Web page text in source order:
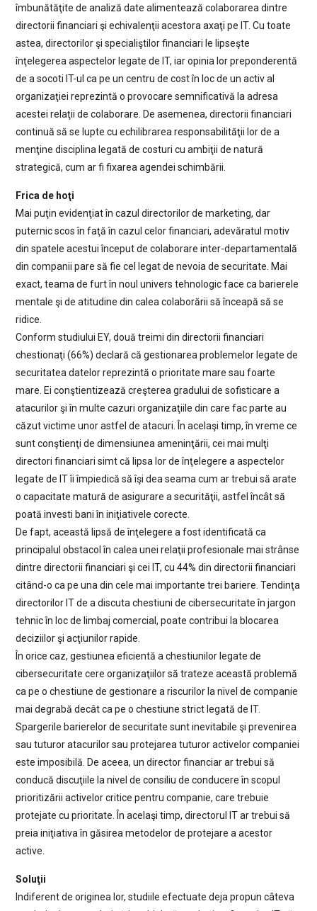
îmbunătăţite de analiză date alimentează colaborarea dintre
directorii financiari şi echivalenţii acestora axaţi pe IT. Cu toate
astea, directorilor şi specialiştilor financiari le lipseşte
înţelegerea aspectelor legate de IT, iar opinia lor preponderentă
de a socoti IT-ul ca pe un centru de cost în loc de un activ al
organizaţiei reprezintă o provocare semnificativă la adresa
acestei relaţii de colaborare. De asemenea, directorii financiari
continuă să se lupte cu echilibrarea responsabilităţii lor de a
menţine disciplina legată de costuri cu ambiţii de natură
strategică, cum ar fi fixarea agendei schimbării.
Frica de hoţi
Mai puţin evidenţiat în cazul directorilor de marketing, dar
puternic scos în faţă în cazul celor financiari, adevăratul motiv
din spatele acestui început de colaborare inter-departamentală
din companii pare să fie cel legat de nevoia de securitate. Mai
exact, teama de furt în noul univers tehnologic face ca barierele
mentale şi de atitudine din calea colaborării să înceapă să se
ridice.
Conform studiului EY, două treimi din directorii financiari
chestionaţi (66%) declară că gestionarea problemelor legate de
securitatea datelor reprezintă o prioritate mare sau foarte
mare. Ei conştientizează creşterea gradului de sofisticare a
atacurilor şi în multe cazuri organizaţiile din care fac parte au
căzut victime unor astfel de atacuri. În acelaşi timp, în vreme ce
sunt conştienţi de dimensiunea ameninţării, cei mai mulţi
directori financiari simt că lipsa lor de înţelegere a aspectelor
legate de IT îi împiedică să îşi dea seama cum ar trebui să arate
o capacitate matură de asigurare a securităţii, astfel încât să
poată investi bani în iniţiativele corecte.
De fapt, această lipsă de înţelegere a fost identificată ca
principalul obstacol în calea unei relaţii profesionale mai strânse
dintre directorii financiari şi cei IT, cu 44% din directorii financiari
citând-o ca pe una din cele mai importante trei bariere. Tendinţa
directorilor IT de a discuta chestiuni de cibersecuritate în jargon
tehnic în loc de limbaj comercial, poate contribui la blocarea
deciziilor şi acţiunilor rapide.
În orice caz, gestiunea eficientă a chestiunilor legate de
cibersecuritate cere organizaţiilor să trateze această problemă
ca pe o chestiune de gestionare a riscurilor la nivel de companie
mai degrabă decât ca pe o chestiune strict legată de IT.
Spargerile barierelor de securitate sunt inevitabile şi prevenirea
sau tuturor atacurilor sau protejarea tuturor activelor companiei
este imposibilă. De aceea, un director financiar ar trebui să
conducă discuţiile la nivel de consiliu de conducere în scopul
prioritizării activelor critice pentru companie, care trebuie
protejate cu prioritate. În acelaşi timp, directorul IT ar trebui să
preia iniţiativa în găsirea metodelor de protejare a acestor
active.
Soluţii
Indiferent de originea lor, studiile efectuate deja propun câteva